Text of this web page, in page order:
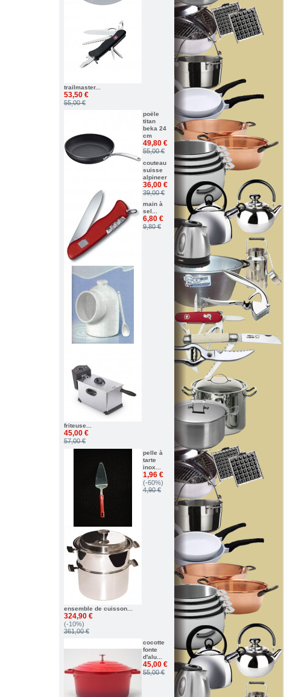
trailmaster...
53,50 €
55,00 €
poële
titan
beka 24
cm
49,80 €
55,00 €
couteau
suisse
alpineer
36,00 €
39,00 €
main à
sel...
6,80 €
9,80 €
friteuse...
45,00 €
57,00 €
pelle à
tarte
inox...
1,96 €
(-60%)
4,90 €
ensemble de cuisson...
324,90 €
(-10%)
361,00 €
cocotte
fonte
d'alu...
45,00 €
55,00 €